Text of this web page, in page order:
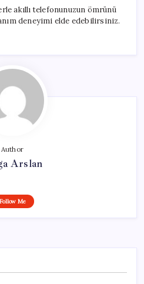
akıllı telefonunuzun ömrünü
deneyimi elde edebilirsiniz.
Author
Arslan
Follow Me